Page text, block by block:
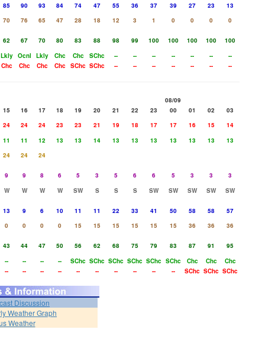
85 90 93 84 74 47 55 36 37 39 27 23
13
70 76 65 47 28 18 12 3 1 0 0 0
0
62 67 70 80 83 88 98 99 100 100 100 100
100
Lkly Ocnl Lkly Chc Chc SChc -- -- -- -- -- --
--
Chc Chc Chc Chc SChc SChc -- -- -- -- -- -- --
08/09
15 16 17 18 19 20 21 22 23 00 01 02
03
24 24 24 23 23 21 19 18 17 17 16 15
14
11 11 12 13 13 14 13 13 13 13 13 13
13
24 24
24
9 9 8 6 5 3 5 6 6 5 3 3
3
W W W W SW S S S SW SW SW SW
SW
13 9 6 10 11 11 22 33 41 50 58 58
57
0 0 0 0 15 15 15 15 15 15 36 36
36
43 44 47 50 56 62 68 75 79 83 87 91
95
-- -- -- -- SChc SChc SChc SChc SChc SChc Chc Chc
Chc
-- -- -- -- -- -- -- -- -- -- SChc SChc SChc
Discussion
Weather Graph
Weather